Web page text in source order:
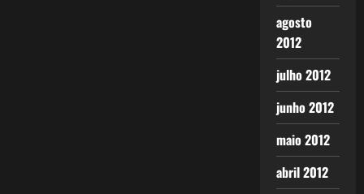
agosto
2012
julho 2012
junho 2012
maio 2012
abril 2012